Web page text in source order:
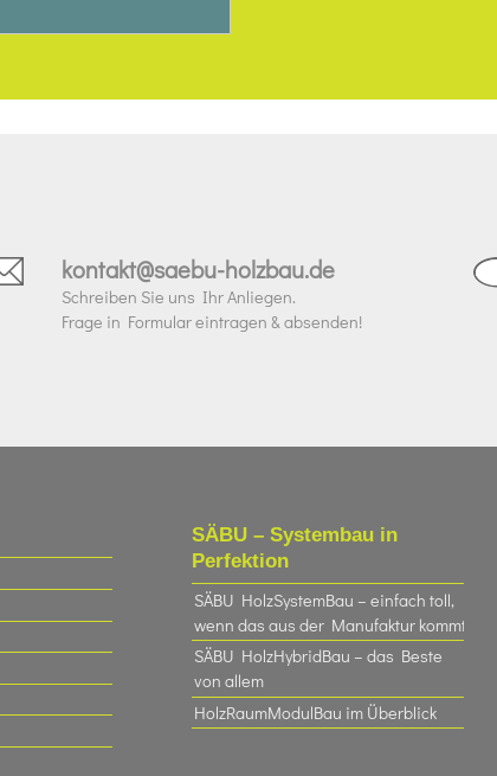
kontakt@saebu-holzbau.de
Schreiben Sie uns Ihr Anliegen.
Frage in Formular eintragen & absenden!
SÄBU – Systembau in
Perfektion
SÄBU HolzSystemBau – einfach toll,
wenn das aus der Manufaktur kommt
SÄBU HolzHybridBau – das Beste
von allem
HolzRaumModulBau im Überblick